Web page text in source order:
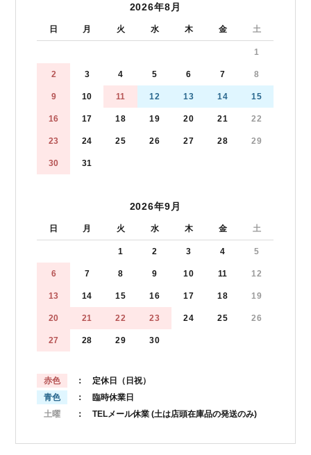
2026年8月
日 月 火 水 木 金 土
1
2 3 4 5 6 7 8
9 10 11 12 13 14 15
16 17 18 19 20 21 22
23 24 25 26 27 28 29
30 31
2026年9月
日 月 火 水 木 金 土
1 2 3 4 5
6 7 8 9 10 11 12
13 14 15 16 17 18 19
20 21 22 23 24 25 26
27 28 29 30
赤色
： 定休日（日祝）
青色
： 臨時休業日
土曜
： TELメール休業 (土は店頭在庫品の発送のみ)